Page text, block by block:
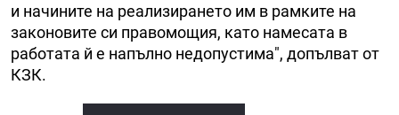
и начините на реализирането им в рамките на
законовите си правомощия, като намесата в
работата й е напълно недопустима", допълват от
КЗК.